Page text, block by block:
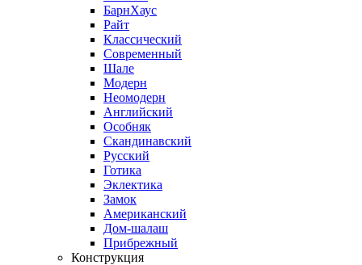
БарнХаус
Райт
Классический
Современный
Шале
Модерн
Неомодерн
Английский
Особняк
Скандинавский
Русский
Готика
Эклектика
Замок
Американский
Дом-шалаш
Прибрежный
Конструкция